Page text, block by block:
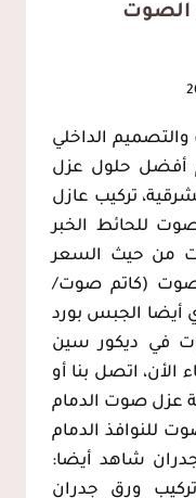
الصوت
الداخلي
أفضل حلول عزل
تركيب عازل
للحائط الخبر
من حيث السعر
(كاتم صوت/
أيضا الجبس بورد
في ديكور سين
اتصل بنا أو
عزل صوت الدمام
للنوافذ الدمام
شاهد أيضا:
ورق جدران